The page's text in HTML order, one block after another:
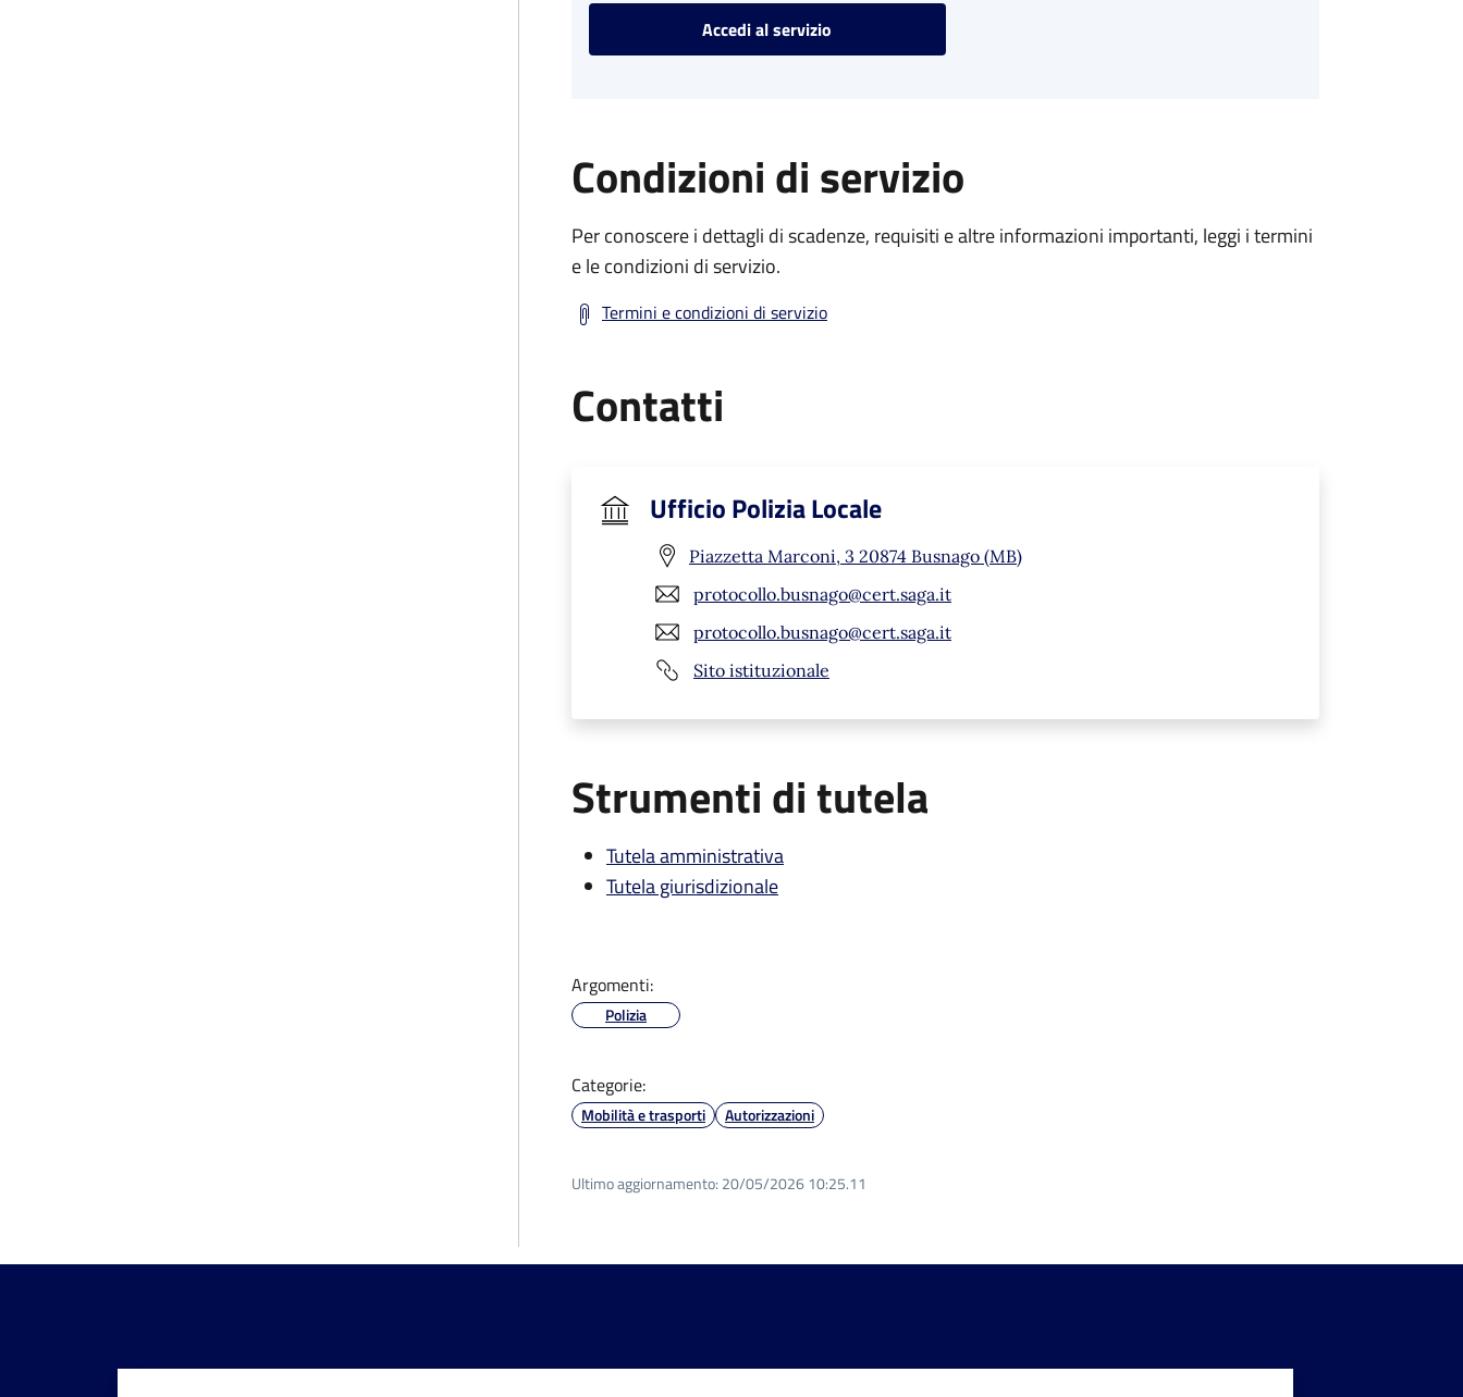
Accedi al servizio
Condizioni di servizio
Per conoscere i dettagli di scadenze, requisiti e altre informazioni importanti, leggi i termini
e le condizioni di servizio.
Termini e condizioni di servizio
Contatti
Ufficio Polizia Locale
Piazzetta Marconi, 3 20874 Busnago (MB)
protocollo.busnago@cert.saga.it
protocollo.busnago@cert.saga.it
Sito istituzionale
Strumenti di tutela
Tutela amministrativa
Tutela giurisdizionale
Argomenti:
Polizia
Categorie:
Mobilità e trasporti Autorizzazioni
Ultimo aggiornamento: 20/05/2026 10:25.11